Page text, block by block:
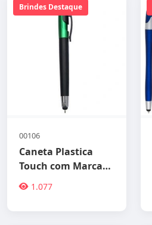
Brindes Destaque
00106
Caneta Plastica
Touch com Marca
Texto1.077